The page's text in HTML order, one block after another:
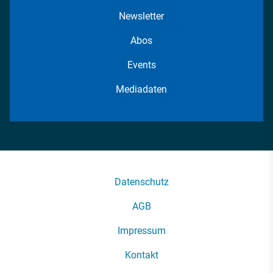
Newsletter
Abos
Events
Mediadaten
Datenschutz
AGB
Impressum
Kontakt